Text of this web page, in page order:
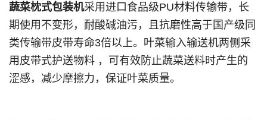
蔬菜枕式包装机采用进口食品级PU材料传输带，长
期使用不变形，耐酸碱油污，且抗磨性高于国产级同
类传输带皮带寿命3倍以上。叶菜输入输送机两侧采
用皮带式护送物料 ，可有效防止蔬菜送料时产生的
涩感，减少摩擦力，保证叶菜质量。